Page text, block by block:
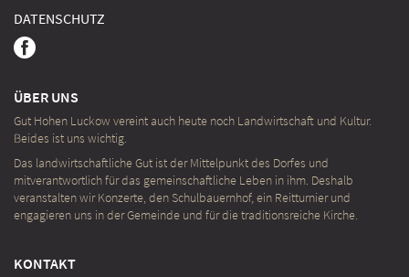
DATENSCHUTZ
ÜBER UNS
Gut Hohen Luckow vereint auch heute noch Landwirtschaft und Kultur.
Beides ist uns wichtig.
Das landwirtschaftliche Gut ist der Mittelpunkt des Dorfes und
mitverantwortlich für das gemeinschaftliche Leben in ihm. Deshalb
veranstalten wir Konzerte, den Schulbauernhof, ein Reit­turnier und
engagieren uns in der Gemeinde und für die traditionsreiche Kirche.
KONTAKT